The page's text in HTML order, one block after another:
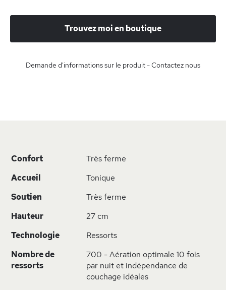
Trouvez moi en boutique
Demande d'informations sur le produit - Contactez nous
Plus
Confort
Très ferme
Accueil
Tonique
Soutien
Très ferme
Hauteur
27 cm
Technologie
Ressorts
Nombre de
ressorts
700 - Aération optimale 10 fois
par nuit et indépendance de
couchage idéales